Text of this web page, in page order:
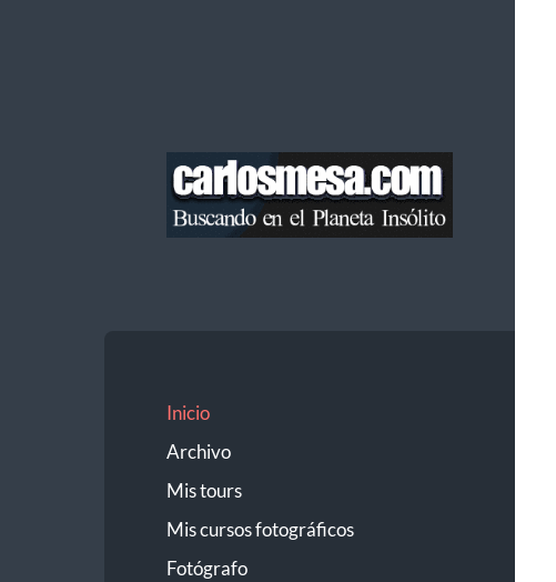
Inicio
Archivo
Mis tours
Mis cursos fotográficos
Fotógrafo